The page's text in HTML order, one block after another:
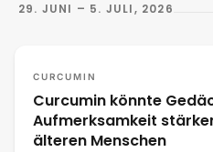
29. JUNI – 5. JULI, 2026
CURCUMIN
Curcumin könnte
Aufmerksamkeit
älteren Menschen